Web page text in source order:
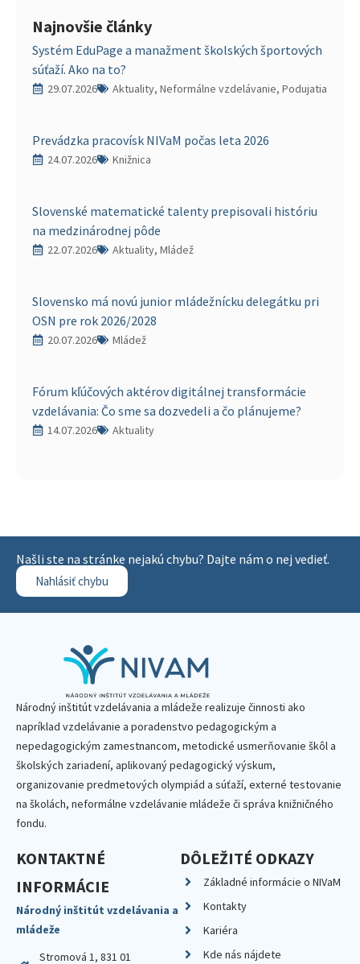
Najnovšie články
Systém EduPage a manažment školských športových
súťaží. Ako na to?
29.07.2026 Aktuality, Neformálne vzdelávanie, Podujatia
Prevádzka pracovísk NIVaM počas leta 2026
24.07.2026 Knižnica
Slovenské matematické talenty prepisovali históriu
na medzinárodnej pôde
22.07.2026 Aktuality, Mládež
Slovensko má novú junior mládežnícku delegátku pri
OSN pre rok 2026/2028
20.07.2026 Mládež
Fórum kľúčových aktérov digitálnej transformácie
vzdelávania: Čo sme sa dozvedeli a čo plánujeme?
14.07.2026 Aktuality
Našli ste na stránke nejakú chybu? Dajte nám o nej vedieť.
Nahlásiť chybu
Národný inštitút vzdelávania a mládeže realizuje činnosti ako
napríklad vzdelávanie a poradenstvo pedagogickým a
nepedagogickým zamestnancom, metodické usmerňovanie škôl a
školských zariadení, aplikovaný pedagogický výskum,
organizovanie predmetových olympiád a súťaží, externé testovanie
na školách, neformálne vzdelávanie mládeže či správa knižničného
fondu.
KONTAKTNÉ
INFORMÁCIE
Národný inštitút vzdelávania a
mládeže
Stromová 1, 831 01
DÔLEŽITÉ ODKAZY
Základné informácie o NIVaM
Kontakty
Kariéra
Kde nás nájdete